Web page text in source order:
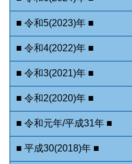
■ 令和5(2023)年 ■
■ 令和4(2022)年 ■
■ 令和3(2021)年 ■
■ 令和2(2020)年 ■
■ 令和元年/平成31年 ■
■ 平成30(2018)年 ■